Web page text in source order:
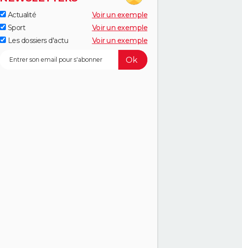
Actualité
Voir un exemple
Sport
Voir un exemple
Les dossiers d'actu
Voir un exemple